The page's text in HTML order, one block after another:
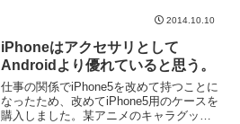
2014.10.10
iPhoneはアクセサリとして
Androidより優れていると思う。
仕事の関係でiPhone5を改めて持つことに
なったため、改めてiPhone5用のケースを
購入しました。某アニメのキャラグッズ